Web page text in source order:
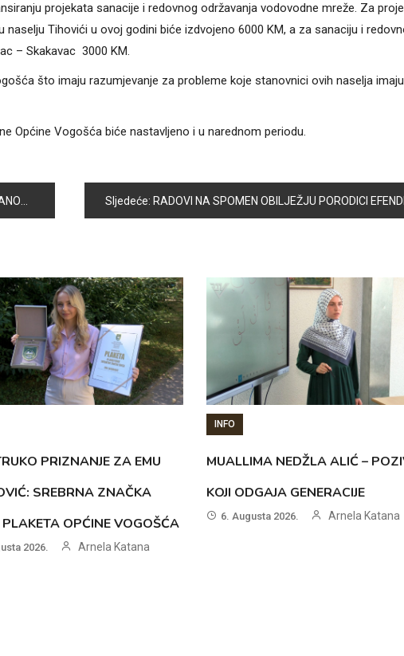
projekata sanacije i redovnog održavanja vodovodne mreže. Za
Tihovići u ovoj godini biće izdvojeno 6000 KM, a za sanaciju i
– Skakavac 3000 KM.
što imaju razumjevanje za probleme koje stanovnici ovih naselja
Općine Vogošća biće nastavljeno i u narednom periodu.
Sljedeće: RADOVI NA SPOMEN OBILJEŽJU PORODICI EFENDIJE RAMIĆ PRIVODE SE
PRIZNANJE ZA EMU
SREBRNA ZNAČKA
OPĆINE VOGOŠĆA
2026. Arnela Katana
INFO
MUALLIMA NEDŽLA ALIĆ –
KOJI ODGAJA GENERACIJE
6. Augusta 2026. Arnela Katana